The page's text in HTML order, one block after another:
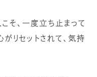
そ、一度立ち止まって
リセットされて、気持